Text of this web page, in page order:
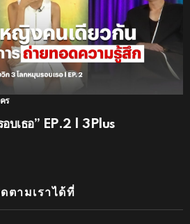
ร
อบเธอ” EP.2 | 3Plus
ตามเราได้ที่